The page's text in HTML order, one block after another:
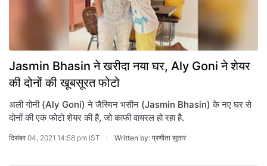
Jasmin Bhasin ने खरीदा नया घर, Aly Goni ने शेयर
की दोनों की खूबसूरत फोटो
अली गोनी (Aly Goni) ने जैस्मिन भसीन (Jasmin Bhasin) के नए घर से
दोनों की एक फोटो शेयर की है, जो काफी वायरल हो रहा है.
दिसंबर 04, 2021 14:58 pm IST Written by: प्रणीता सुतार